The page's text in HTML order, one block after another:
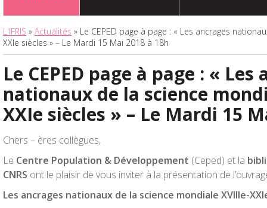
L'IFRIS » Actualités » Le CEPED page à page : « Les ancrages
XXIe siècles » – Le Mardi 15 Mai 2018 à 18h
Le CEPED page à page : « Les
nationaux de la science
XXIe siècles » – Le Mardi 15
Chers – ères collègues,
Le Centre Population & Développement (Ceped) et la
CNRS ont le plaisir de vous inviter à la présentation de
Les ancrages nationaux de la science mondiale XVIIIe-